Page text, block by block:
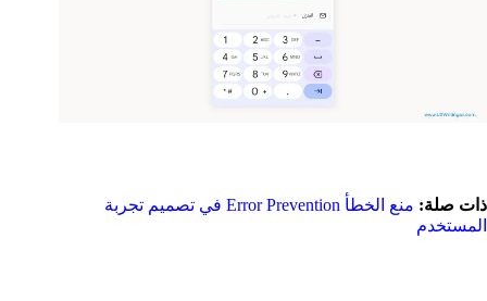
ذات صلة:
منع الخطأ Error Prevention في تصميم تجربة
المستخدم